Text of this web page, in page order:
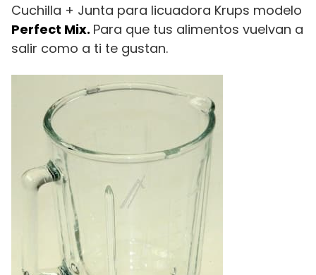
Cuchilla + Junta para licuadora Krups modelo
Perfect Mix. Para que tus alimentos vuelvan a
salir como a ti te gustan.